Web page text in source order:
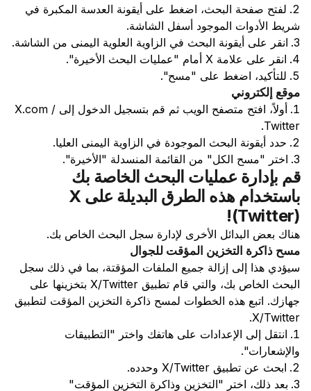
لفتح صفحة البحث، اضغط على أيقونة العدسة المكبرة في
شريط الأدوات الموجود أسفل الشاشة.
انقر على أيقونة البحث في الزاوية العلوية اليمنى من الشاشة.
انقر على علامة X أمام "عمليات البحث الأخيرة".
للتأكيد، اضغط على "مسح".
موقع إلكتروني
أولاً، افتح متصفح الويب ثم قم بتسجيل الدخول إلى X.com /
Twitter.
حدد أيقونة البحث الموجودة في الزاوية اليمنى العليا.
اختر "مسح الكل" من القائمة المنسدلة "الأخيرة".
قم بإدارة عمليات البحث الخاصة بك
باستخدام هذه الطرق البديلة على X
(Twitter)!
هناك بعض البدائل الأخرى لإدارة سجل البحث الخاص بك.
مسح ذاكرة التخزين المؤقت للجوال
سيؤدي هذا إلى إزالة جميع الملفات المؤقتة، بما في ذلك سجل
البحث الخاص بك، والتي قام تطبيق X/Twitter بتخزينها على
جهازك. اتبع هذه الخطوات لمسح ذاكرة التخزين المؤقت لتطبيق
X/Twitter.
انتقل إلى الإعدادات على هاتفك واختر "التطبيقات
والإشعارات".
ابحث عن تطبيق X/Twitter وحدده.
بعد ذلك، اختر "التخزين وذاكرة التخزين المؤقت"